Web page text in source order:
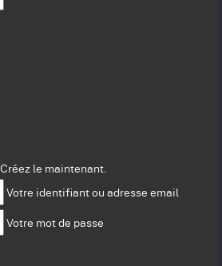
Créez le maintenant.
Votre identifiant ou adresse email
Votre mot de passe